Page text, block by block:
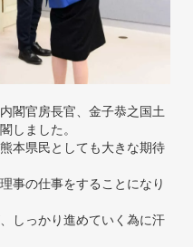
閣官房長官、金子恭之国土
しました。
本県民としても大きな期待
事の仕事をすることになり
しっかり進めていく為に汗